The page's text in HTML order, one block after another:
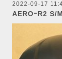
2022-09-17
AEROｰR2 S/